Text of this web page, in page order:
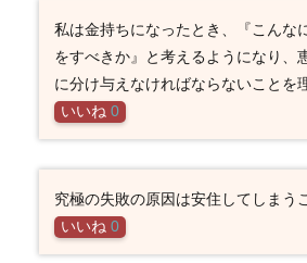
私は金持ちになったとき、『こんな
をすべきか』と考えるようになり、
に分け与えなければならないことを
いいね 0
究極の失敗の原因は安住してしまう
いいね 0